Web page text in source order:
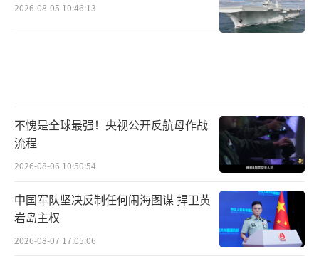
2026-08-05 10:46:13
不愧是全球最强！央视公开反航母作战
流程
2026-08-06 10:50:54
中国军队坚决反制任何闹海图谋 捍卫黄
岩岛主权
2026-08-07 17:05:06